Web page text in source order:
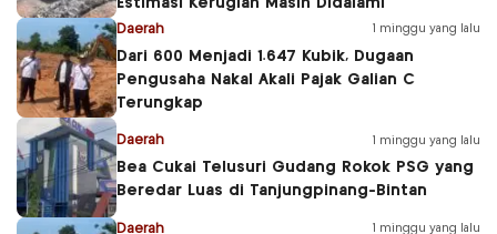
Estimasi Kerugian Masih Didalami
Daerah 1 minggu yang lalu
Dari 600 Menjadi 1.647 Kubik, Dugaan
Pengusaha Nakal Akali Pajak Galian C
Terungkap
Daerah 1 minggu yang lalu
Bea Cukai Telusuri Gudang Rokok PSG yang
Beredar Luas di Tanjungpinang-Bintan
Daerah 1 minggu yang lalu